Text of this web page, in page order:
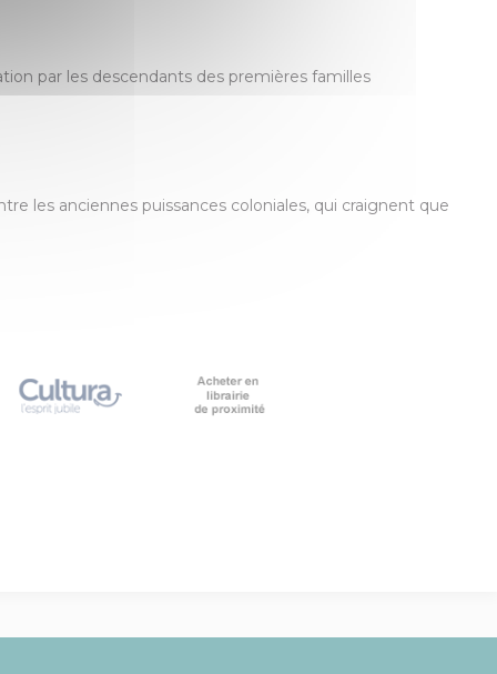
par les descendants des premières familles
les anciennes puissances coloniales, qui craignent que